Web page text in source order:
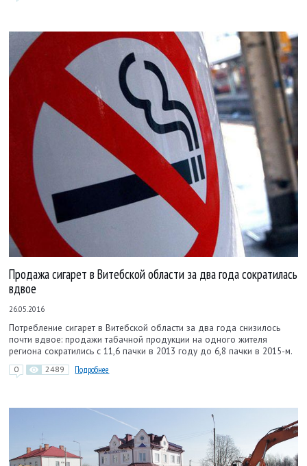
Продажа сигарет в Витебской области за два года сократилась
вдвое
26.05.2016
Потребление сигарет в Витебской области за два года снизилось
почти вдвое: продажи табачной продукции на одного жителя
региона сократились с 11,6 пачки в 2013 году до 6,8 пачки в 2015-м.
0 2489 Подробнее